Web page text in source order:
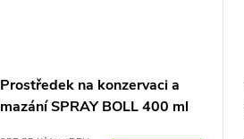
Prostředek na konzervaci a
mazání SPRAY BOLL 400 ml